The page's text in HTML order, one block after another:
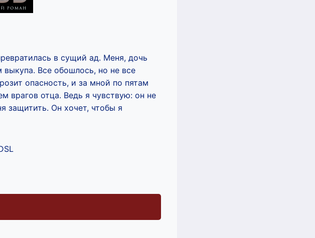
в сущий ад. Меня, дочь
Все обошлось, но не все
опасность, и за мной по пятам
врагов отца. Ведь я чувствую: он не
защитить. Он хочет, чтобы я